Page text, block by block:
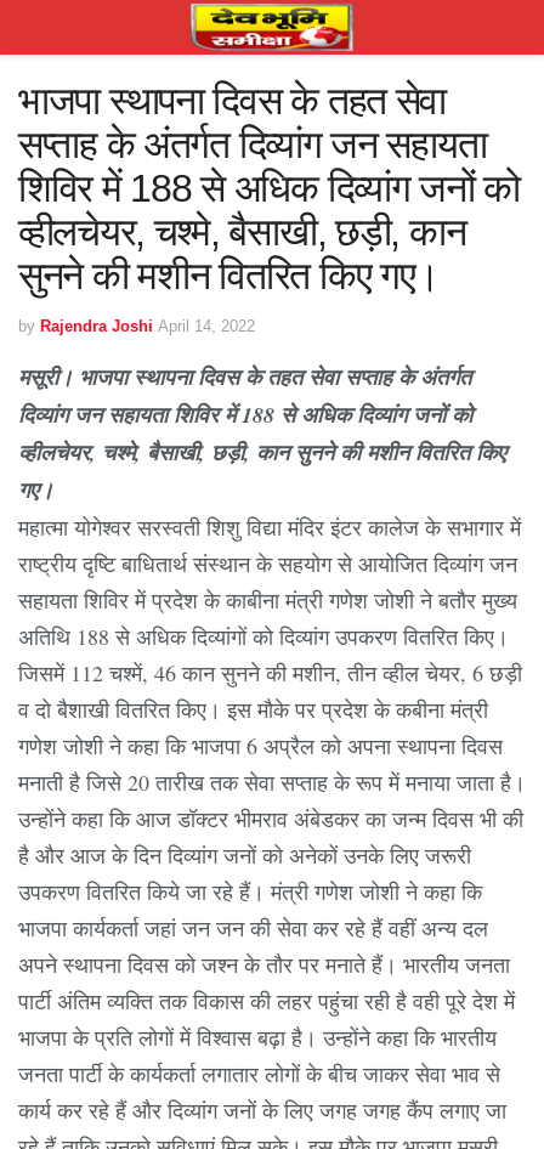
भाजपा स्थापना दिवस के तहत सेवा
सप्ताह के अंतर्गत दिव्यांग जन सहायता
शिविर में 188 से अधिक दिव्यांग जनों को
व्हीलचेयर, चश्मे, बैसाखी, छड़ी, कान
सुनने की मशीन वितरित किए गए।
by Rajendra Joshi April 14, 2022
मसूरी। भाजपा स्थापना दिवस के तहत सेवा सप्ताह के अंतर्गत
दिव्यांग जन सहायता शिविर में 188 से अधिक दिव्यांग जनों को
व्हीलचेयर, चश्मे, बैसाखी, छड़ी, कान सुनने की मशीन वितरित किए
गए।
महात्मा योगेश्वर सरस्वती शिशु विद्या मंदिर इंटर कालेज के सभागार में
राष्ट्रीय दृष्टि बाधितार्थ संस्थान के सहयोग से आयोजित दिव्यांग जन
सहायता शिविर में प्रदेश के काबीना मंत्री गणेश जोशी ने बतौर मुख्य
अतिथि 188 से अधिक दिव्यांगों को दिव्यांग उपकरण वितरित किए।
जिसमें 112 चश्में, 46 कान सुनने की मशीन, तीन व्हील चेयर, 6 छड़ी
व दो बैशाखी वितरित किए। इस मौके पर प्रदेश के कबीना मंत्री
गणेश जोशी ने कहा कि भाजपा 6 अप्रैल को अपना स्थापना दिवस
मनाती है जिसे 20 तारीख तक सेवा सप्ताह के रूप में मनाया जाता है।
उन्होंने कहा कि आज डॉक्टर भीमराव अंबेडकर का जन्म दिवस भी की
है और आज के दिन दिव्यांग जनों को अनेकों उनके लिए जरूरी
उपकरण वितरित किये जा रहे हैं। मंत्री गणेश जोशी ने कहा कि
भाजपा कार्यकर्ता जहां जन जन की सेवा कर रहे हैं वहीं अन्य दल
अपने स्थापना दिवस को जश्न के तौर पर मनाते हैं। भारतीय जनता
पार्टी अंतिम व्यक्ति तक विकास की लहर पहुंचा रही है वही पूरे देश में
भाजपा के प्रति लोगों में विश्वास बढ़ा है। उन्होंने कहा कि भारतीय
जनता पार्टी के कार्यकर्ता लगातार लोगों के बीच जाकर सेवा भाव से
कार्य कर रहे हैं और दिव्यांग जनों के लिए जगह जगह कैंप लगाए जा